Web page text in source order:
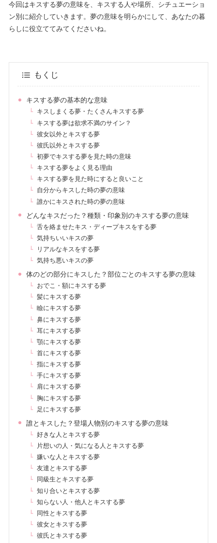
今回はキスする夢の意味を、キスする人や場所、シチュエーショ
ン別に紹介していきます。夢の意味を明らかにして、あなたの暮
らしに役立ててみてくださいね。
もくじ
キスする夢の基本的な意味
キスしまくる夢・たくさんキスする夢
キスする夢は欲求不満のサイン？
彼女以外とキスする夢
彼氏以外とキスする夢
初夢でキスする夢を見た時の意味
キスする夢をよく見る理由
キスする夢を見た時にすると良いこと
自分からキスした時の夢の意味
誰かにキスされた時の夢の意味
どんなキスだった？種類・印象別のキスする夢の意味
舌を絡ませたキス・ディープキスをする夢
気持ちいいキスの夢
リアルなキスをする夢
気持ち悪いキスの夢
体のどの部分にキスした？部位ごとのキスする夢の意味
おでこ・額にキスする夢
髪にキスする夢
瞼にキスする夢
鼻にキスする夢
耳にキスする夢
顎にキスする夢
首にキスする夢
指にキスする夢
手にキスする夢
肩にキスする夢
胸にキスする夢
足にキスする夢
誰とキスした？登場人物別のキスする夢の意味
好きな人とキスする夢
片想いの人・気になる人とキスする夢
嫌いな人とキスする夢
友達とキスする夢
同級生とキスする夢
知り合いとキスする夢
知らない人・他人とキスする夢
同性とキスする夢
彼女とキスする夢
彼氏とキスする夢